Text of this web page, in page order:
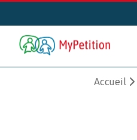
Accueil